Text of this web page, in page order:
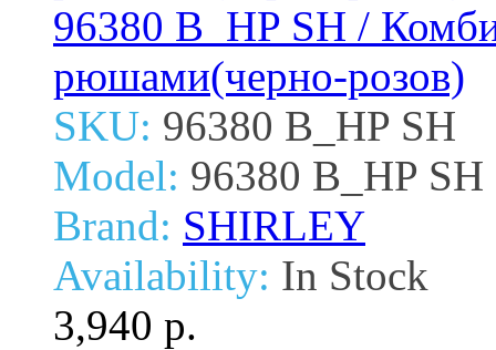
96380 B_HP SH /
рюшами(черно-розов)
SKU: 96380 B_HP SH
Model: 96380 B_HP SH
Brand: SHIRLEY
Availability: In Stock
3,940 р.